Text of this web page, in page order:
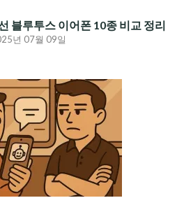
블루투스 이어폰 10종 비교 정리
년 07월 09일